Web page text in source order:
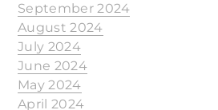
September 2024
August 2024
July 2024
June 2024
May 2024
April 2024